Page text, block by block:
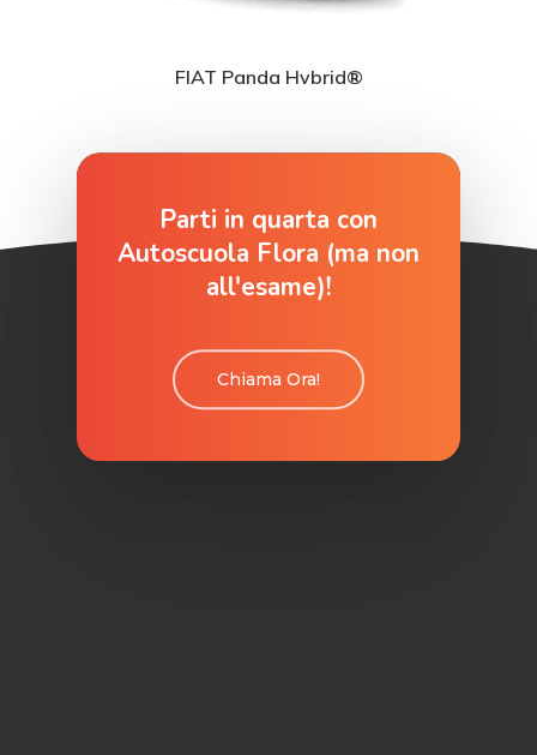
FIAT Panda Hybrid®
Parti in quarta con
Autoscuola Flora (ma non
all'esame)!
Chiama Ora!